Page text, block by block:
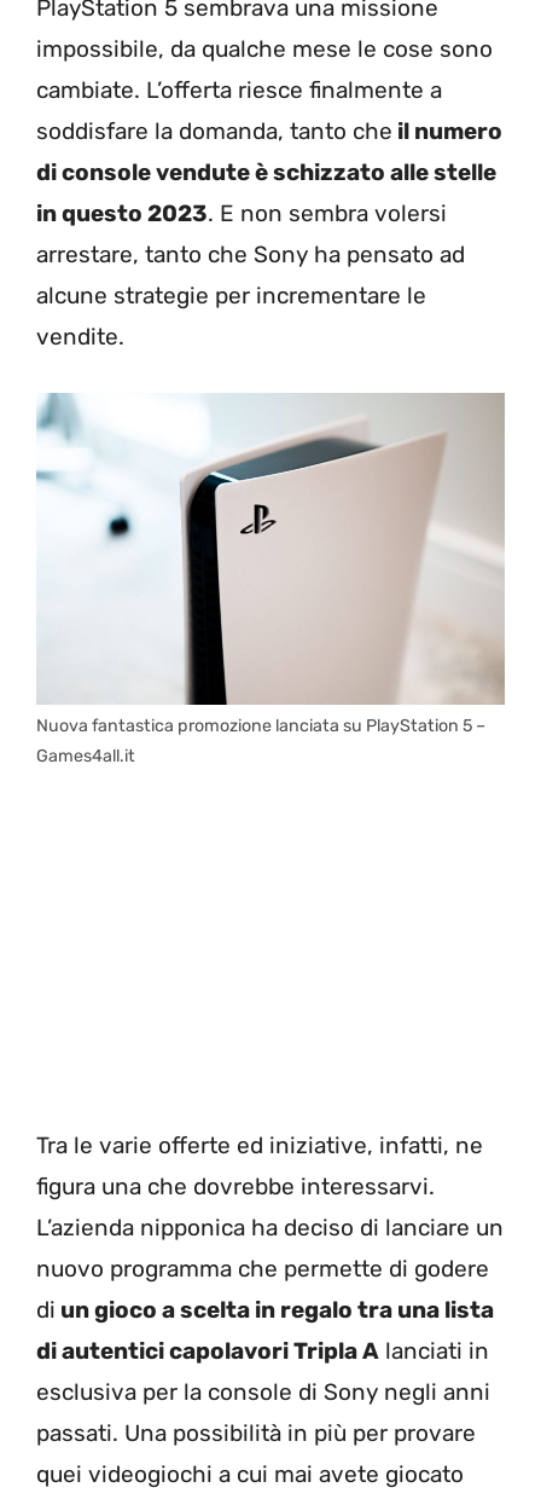
PlayStation 5 sembrava una missione
impossibile, da qualche mese le cose sono
cambiate. L’offerta riesce finalmente a
soddisfare la domanda, tanto che il numero
di console vendute è schizzato alle stelle
in questo 2023. E non sembra volersi
arrestare, tanto che Sony ha pensato ad
alcune strategie per incrementare le
vendite.
Nuova fantastica promozione lanciata su PlayStation 5 –
Games4all.it
Tra le varie offerte ed iniziative, infatti, ne
figura una che dovrebbe interessarvi.
L’azienda nipponica ha deciso di lanciare un
nuovo programma che permette di godere
di un gioco a scelta in regalo tra una lista
di autentici capolavori Tripla A lanciati in
esclusiva per la console di Sony negli anni
passati. Una possibilità in più per provare
quei videogiochi a cui mai avete giocato